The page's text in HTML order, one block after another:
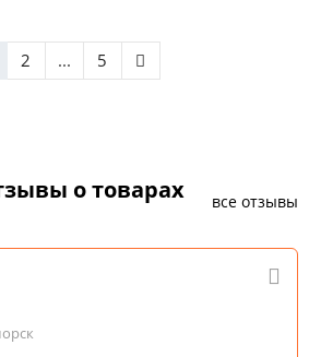
2 ... 5
о товарах
все отзывы